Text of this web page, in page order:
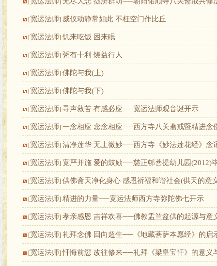
[宽运法师] 威仪动静常如此 不枉空门作比丘
[宽运法师] 饥来吃饭 困来眠
[宽运法师] 粥有十利 饶益行人
[宽运法师] 佛陀与我(上)
[宽运法师] 佛陀与我(下)
[宽运法师] 寻声救苦 有感必应──宽运法师观音诞开示
[宽运法师] 一念相应 念念相应──西方寺八关斋戒暨精进念
[宽运法师] 清净莲华 无上微妙──西方寺《妙法莲花经》念
[宽运法师] 宽严并施 爱的鼓励──慈正邨菩提幼儿园(2012)
[宽运法师] 供佛斋天净化身心 感恩祈福和谐社会(供天的意
[宽运法师] 精进的力量──宽运法师西方寺弥陀佛七开示
[宽运法师] 孝亲感恩 吉祥欢喜──佛教盂兰盆供的起源与意
[宽运法师] 礼拜念佛 回向超生──《地藏菩萨本愿经》的启
[宽运法师]忏悔前愆 改往修来──礼拜《梁皇宝忏》的意义